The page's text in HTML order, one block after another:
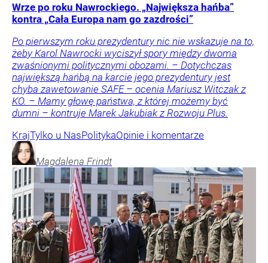
Wrze po roku Nawrockiego. „Największa hańba”
kontra „Cała Europa nam go zazdrości”
Po pierwszym roku prezydentury nic nie wskazuje na to,
żeby Karol Nawrocki wyciszył spory między dwoma
zwaśnionymi politycznymi obozami. – Dotychczas
największą hańbą na karcie jego prezydentury jest
chyba zawetowanie SAFE – ocenia Mariusz Witczak z
KO. – Mamy głowę państwa, z której możemy być
dumni – kontruje Marek Jakubiak z Rozwoju Plus.
KrajTylko u NasPolitykaOpinie i komentarze
Magdalena Frindt